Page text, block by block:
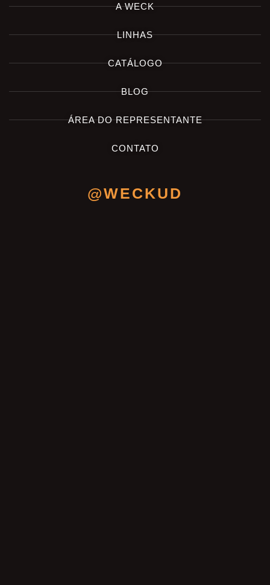
A WECK
LINHAS
CATÁLOGO
BLOG
ÁREA DO REPRESENTANTE
CONTATO
@WECKUD